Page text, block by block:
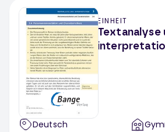
EINHEIT
Textanalyse
Deutsch